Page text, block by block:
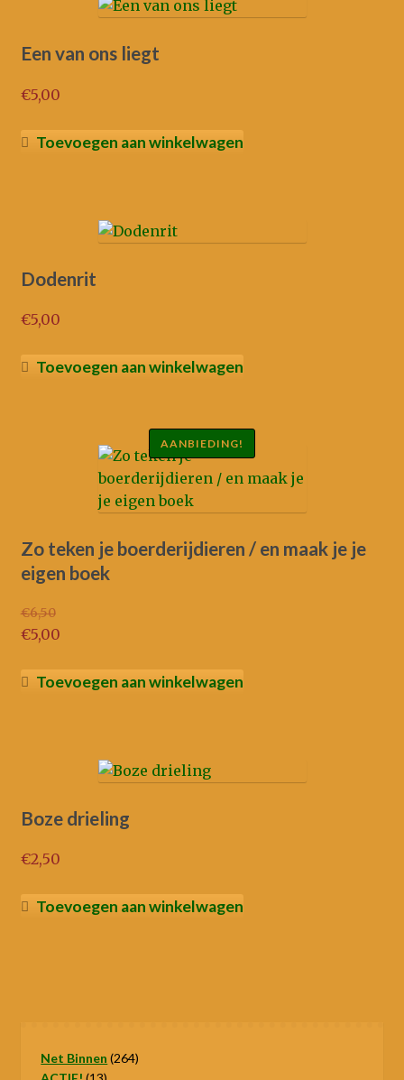
Een van ons liegt
€5,00
Toevoegen aan winkelwagen
Dodenrit
€5,00
Toevoegen aan winkelwagen
Zo teken je boerderijdieren / en maak je je
eigen boek
AANBIEDING!
€6,50
Oorspronkelijke
was:
€5,00
prijsToevoegen aan winkelwagen
Boze drieling
€2,50
Toevoegen aan winkelwagen
Net Binnen 264264
13